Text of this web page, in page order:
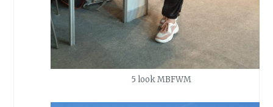
5 look MBFWM